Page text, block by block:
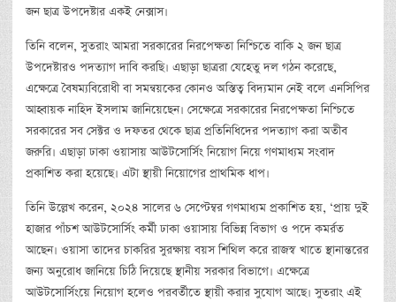
জন ছাত্র উপদেষ্টার একই নেক্সাস।
তিনি বলেন, সুতরাং আমরা সরকারের নিরপেক্ষতা নিশ্চিতে বাকি ২ জন ছাত্র
উপদেষ্টারও পদত্যাগ দাবি করছি। এছাড়া ছাত্ররা যেহেতু দল গঠন করেছে,
এক্ষেত্রে বৈষম্যবিরোধী বা সমন্বয়কের কোনও অস্তিত্ব বিদ্যমান নেই বলে এনসিপির
আহ্বায়ক নাহিদ ইসলাম জানিয়েছেন। সেক্ষেত্রে সরকারের নিরপেক্ষতা নিশ্চিতে
সরকারের সব সেক্টর ও দফতর থেকে ছাত্র প্রতিনিধিদের পদত্যাগ করা অতীব
জরুরি। এছাড়া ঢাকা ওয়াসায় আউটসোর্সিং নিয়োগ নিয়ে গণমাধ্যম সংবাদ
প্রকাশিত করা হয়েছে। এটা স্থায়ী নিয়োগের প্রাথমিক ধাপ।
তিনি উল্লেখ করেন, ২০২৪ সালের ৬ সেপ্টেম্বর গণমাধ্যম প্রকাশিত হয়, ‘প্রায় দুই
হাজার পাঁচশ আউটসোর্সিং কর্মী ঢাকা ওয়াসায় বিভিন্ন বিভাগ ও পদে কমর্রত
আছেন। ওয়াসা তাদের চাকরির সুরক্ষায় বয়স শিথিল করে রাজস্ব খাতে স্থানান্তরের
জন্য অনুরোধ জানিয়ে চিঠি দিয়েছে স্থানীয় সরকার বিভাগে। এক্ষেত্রে
আউটসোর্সিংয়ে নিয়োগ হলেও পরবর্তীতে স্থায়ী করার সুযোগ আছে। সুতরাং এই